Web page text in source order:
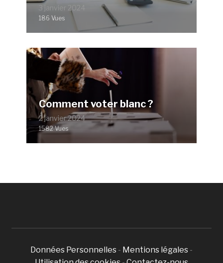
3 janvier 2024
186 Vues
Comment voter blanc ?
2 janvier 2024
1582 Vues
Données Personnelles - Mentions légales -